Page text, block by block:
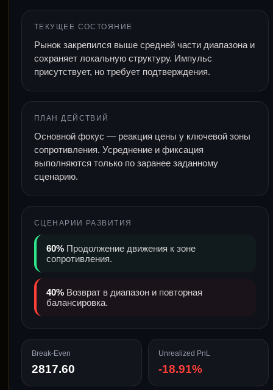
ТЕКУЩЕЕ СОСТОЯНИЕ
Рынок закрепился выше средней части диапазона и
сохраняет локальную структуру. Импульс
присутствует, но требует подтверждения.
ПЛАН ДЕЙСТВИЙ
Основной фокус — реакция цены у ключевой зоны
сопротивления. Усреднение и фиксация
выполняются только по заранее заданному
сценарию.
СЦЕНАРИИ РАЗВИТИЯ
60% Продолжение движения к зоне
сопротивления.
40% Возврат в диапазон и повторная
балансировка.
Break-Even
2817.60
Unrealized PnL
-18.91%